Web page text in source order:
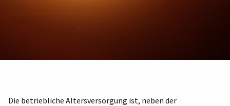
Die betriebliche Altersversorgung ist, neben der